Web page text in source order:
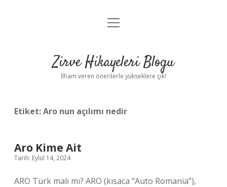
Anasayfa
Yasal Uyarı
menüyü
Zirve Hikayeleri Blogu
İlham veren önerilerle yükseklere çık!
Etiket:Aro nun açılımı nedir
Aro Kime Ait
Tarih: Eylül 14, 2024
ARO Türk malı mı? ARO (kısaca “Auto Romania”),